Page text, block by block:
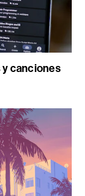
y canciones